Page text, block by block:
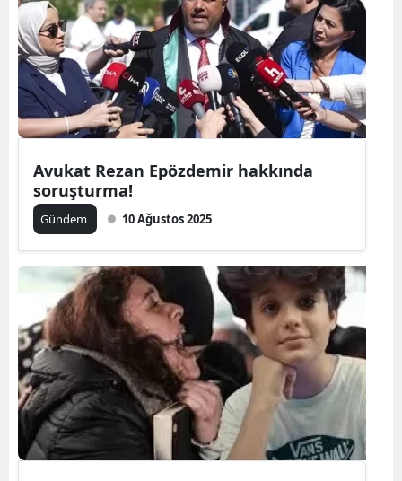
Avukat Rezan Epözdemir hakkında
soruşturma!
Gündem 10 Ağustos 2025